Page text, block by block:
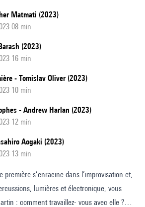
Matmati (2023)
08 min
(2023)
16 min
- Tomislav Oliver (2023)
10 min
- Andrew Harlan (2023)
12 min
Aogaki (2023)
13 min
première s’enracine dans l’improvisation et,
lumières et électronique, vous
: comment travaillez- vous avec elle ?